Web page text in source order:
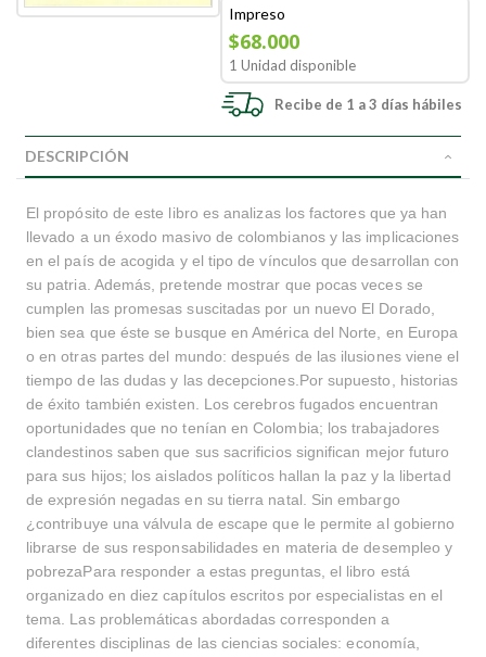
Impreso
$68.000
1 Unidad disponible
Recibe de 1 a 3 días hábiles
DESCRIPCIÓN
El propósito de este libro es analizas los factores que ya han
llevado a un éxodo masivo de colombianos y las implicaciones
en el país de acogida y el tipo de vínculos que desarrollan con
su patria. Además, pretende mostrar que pocas veces se
cumplen las promesas suscitadas por un nuevo El Dorado,
bien sea que éste se busque en América del Norte, en Europa
o en otras partes del mundo: después de las ilusiones viene el
tiempo de las dudas y las decepciones.Por supuesto, historias
de éxito también existen. Los cerebros fugados encuentran
oportunidades que no tenían en Colombia; los trabajadores
clandestinos saben que sus sacrificios significan mejor futuro
para sus hijos; los aislados políticos hallan la paz y la libertad
de expresión negadas en su tierra natal. Sin embargo
¿contribuye una válvula de escape que le permite al gobierno
librarse de sus responsabilidades en materia de desempleo y
pobrezaPara responder a estas preguntas, el libro está
organizado en diez capítulos escritos por especialistas en el
tema. Las problemáticas abordadas corresponden a
diferentes disciplinas de las ciencias sociales: economía,